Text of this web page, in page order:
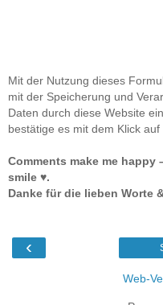
Mit der Nutzung dieses
mit der Speicherung und
Daten durch diese Website
bestätige es mit dem Klick auf
Comments make me happy
smile ♥.
Danke für die lieben Worte
‹
Web-